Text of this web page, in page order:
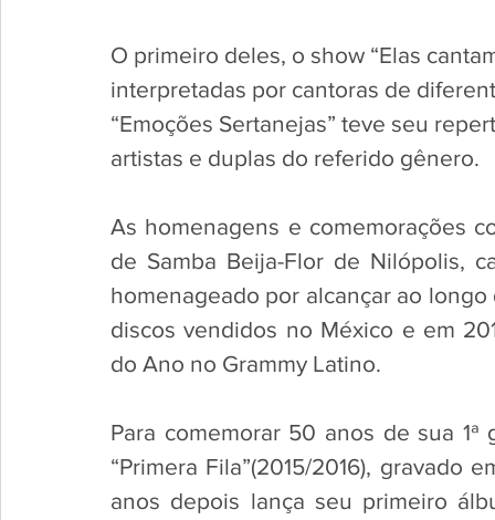
O primeiro deles, o show “Elas
interpretadas por cantoras de
“Emoções Sertanejas” teve seu
artistas e duplas do referido gênero.
As homenagens e comemorações
de Samba Beija-Flor de Nilópolis,
homenageado por alcançar ao
discos vendidos no México e em
do Ano no Grammy Latino.
Para comemorar 50 anos de sua
“Primera Fila”(2015/2016), gravado
anos depois lança seu primeiro